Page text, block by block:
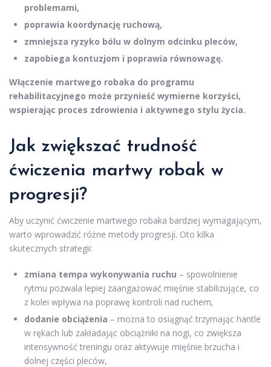
problemami,
poprawia koordynację ruchową,
zmniejsza ryzyko bólu w dolnym odcinku pleców,
zapobiega kontuzjom i poprawia równowagę.
Włączenie martwego robaka do programu
rehabilitacyjnego może przynieść wymierne korzyści,
wspierając proces zdrowienia i aktywnego stylu życia.
Jak zwiększać trudność
ćwiczenia martwy robak w
progresji?
Aby uczynić ćwiczenie martwego robaka bardziej wymagającym,
warto wprowadzić różne metody progresji. Oto kilka
skutecznych strategii:
zmiana tempa wykonywania ruchu – spowolnienie
rytmu pozwala lepiej zaangażować mięśnie stabilizujące, co
z kolei wpływa na poprawę kontroli nad ruchem,
dodanie obciążenia – można to osiągnąć trzymając hantle
w rękach lub zakładając obciążniki na nogi, co zwiększa
intensywność treningu oraz aktywuje mięśnie brzucha i
dolnej części pleców,